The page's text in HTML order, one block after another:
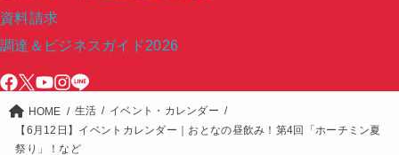
資料請求
調達＆ビジネスガイド2026
HOME 生活
イベント・カレンダー
【6月12日】イベントカレンダー｜おとなの昼飲み！第4回「ホーチミン夏
祭り」！など